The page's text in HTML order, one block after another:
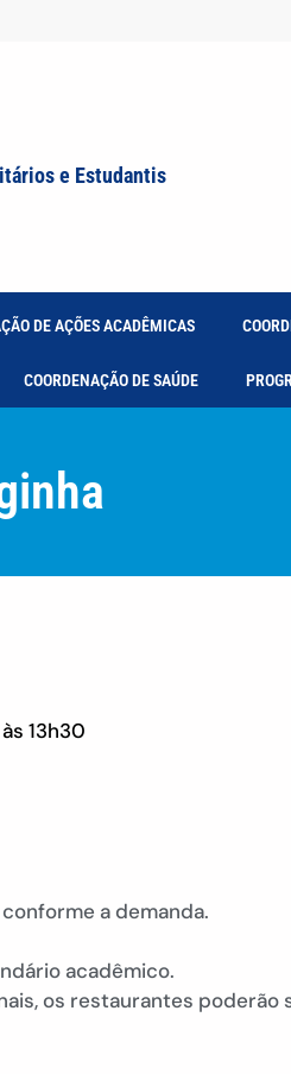
e Estudantis
DE AÇÕES ACADÊMICAS
COORDENAÇÃO DE SAÚDE
13h30
a demanda.
acadêmico.
os restaurantes